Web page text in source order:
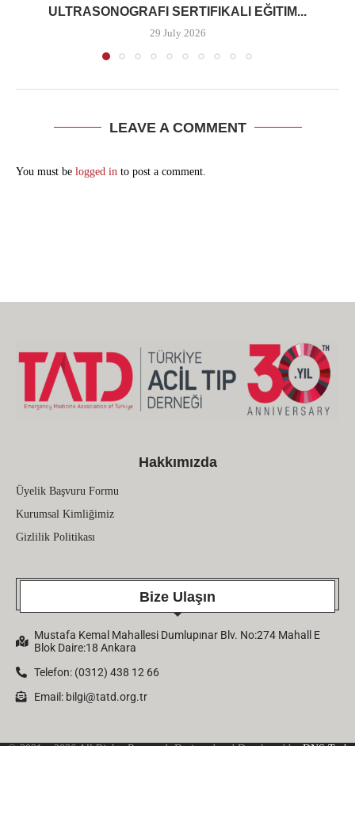
ULTRASONOGRAFI SERTIFIKALI EĞITIM...
29 July 2026
LEAVE A COMMENT
You must be logged in to post a comment.
Hakkımızda
Üyelik Başvuru Formu
Kurumsal Kimliğimiz
Gizlilik Politikası
Bize Ulaşın
Mustafa Kemal Mahallesi Dumlupınar Blv. No:274 Mahall E
Blok Daire:18 Ankara
Telefon: (0312) 438 12 66
Email: bilgi@tatd.org.tr
© 2021 – 2026 All Rights Reserved. Designed and Developed byDNS Tech